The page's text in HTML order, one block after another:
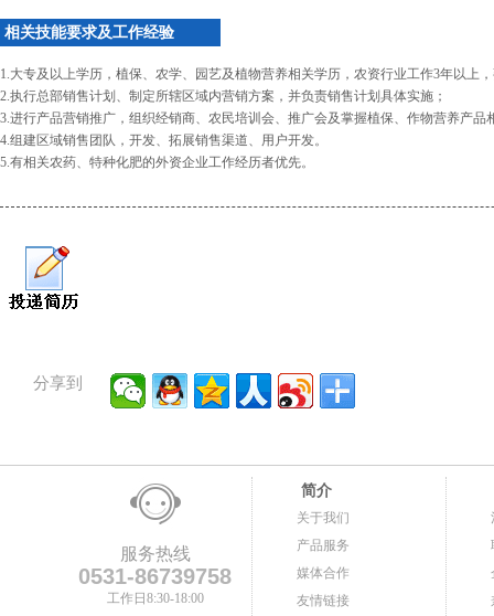
相关技能要求及工作经验
1.大专及以上学历，植保、农学、园艺及植物营养相关学历，农资行业工作3年以上
2.执行总部销售计划、制定所辖区域内营销方案，并负责销售计划具体实施；
3.进行产品营销推广，组织经销商、农民培训会、推广会及掌握植保、作物营养产品
4.组建区域销售团队，开发、拓展销售渠道、用户开发。
5.有相关农药、特种化肥的外资企业工作经历者优先。
分享到
服务热线
0531-86739758
工作日8:30-18:00
简介
关于我们
产品服务
媒体合作
友情链接